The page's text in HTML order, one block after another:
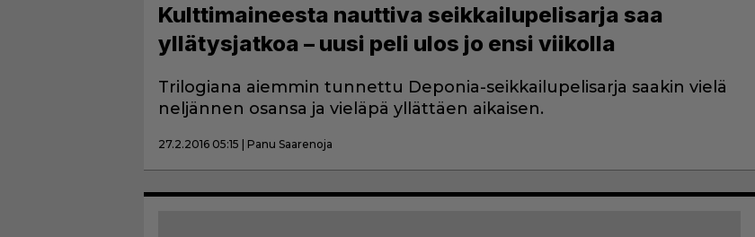
Kulttimaineesta nauttiva seikkailupelisarja saa
yllätysjatkoa – uusi peli ulos jo ensi viikolla
Trilogiana aiemmin tunnettu Deponia-seikkailupelisarja saakin vielä
neljännen osansa ja vieläpä yllättäen aikaisen.
27.2.2016 05:15 | Panu Saarenoja